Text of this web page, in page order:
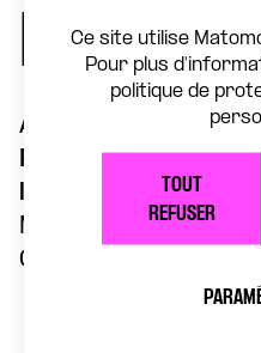
Avec les
Artistes de
Parole (association
l’association Étoile et
Marrainage
Crédit photo
Ce site utilise
Pour plus
politique de
TOUT
REFUSER